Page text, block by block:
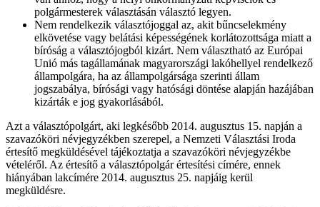
polgármesterek választásán választó legyen.
Nem rendelkezik választójoggal az, akit bűncselekmény
elkövetése vagy belátási képességének korlátozottsága miatt a
bíróság a választójogból kizárt. Nem választható az Európai
Unió más tagállamának magyarországi lakóhellyel rendelkező
állampolgára, ha az állampolgársága szerinti állam
jogszabálya, bírósági vagy hatósági döntése alapján hazájában
kizárták e jog gyakorlásából.
Azt a választópolgárt, aki legkésőbb 2014. augusztus 15. napján a
szavazóköri névjegyzékben szerepel, a Nemzeti Választási Iroda
értesítő megküldésével tájékoztatja a szavazóköri névjegyzékbe
vételéről. Az értesítő a választópolgár értesítési címére, ennek
hiányában lakcímére 2014. augusztus 25. napjáig kerül
megküldésre.